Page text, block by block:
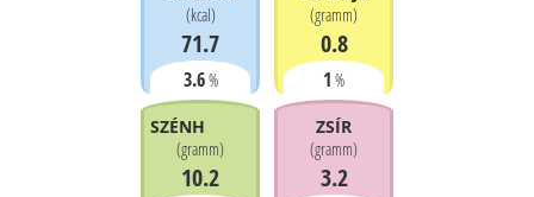
(kcal)
71.7
3.6%
(gramm)
0.8
1 %
SZÉNHIDRÁT
(gramm)
10.2
ZSÍR
(gramm)
3.2